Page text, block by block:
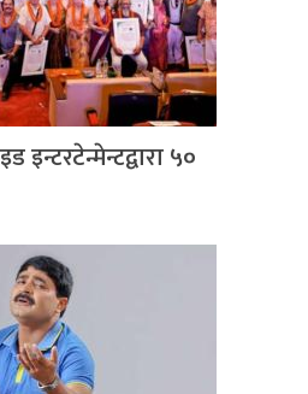
इन्टरटेन्मेन्टद्वारा ५०